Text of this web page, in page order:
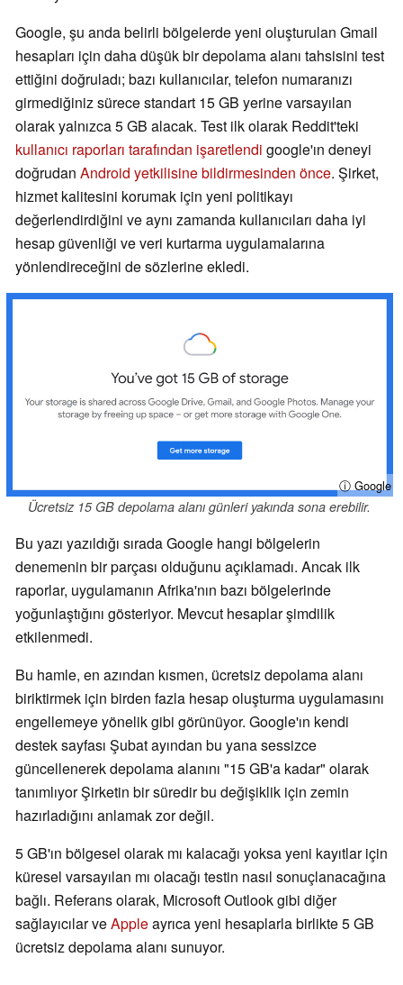
Google, şu anda belirli bölgelerde yeni oluşturulan Gmail
hesapları için daha düşük bir depolama alanı tahsisini test
ettiğini doğruladı; bazı kullanıcılar, telefon numaranızı
girmediğiniz sürece standart 15 GB yerine varsayılan
olarak yalnızca 5 GB alacak. Test ilk olarak Reddit'teki
kullanıcı raporları tarafından işaretlendi google'ın deneyi
doğrudan Android yetkilisine bildirmesinden önce. Şirket,
hizmet kalitesini korumak için yeni politikayı
değerlendirdiğini ve aynı zamanda kullanıcıları daha iyi
hesap güvenliği ve veri kurtarma uygulamalarına
yönlendireceğini de sözlerine ekledi.
ⓘ Google
Ücretsiz 15 GB depolama alanı günleri yakında sona erebilir.
Bu yazı yazıldığı sırada Google hangi bölgelerin
denemenin bir parçası olduğunu açıklamadı. Ancak ilk
raporlar, uygulamanın Afrika'nın bazı bölgelerinde
yoğunlaştığını gösteriyor. Mevcut hesaplar şimdilik
etkilenmedi.
Bu hamle, en azından kısmen, ücretsiz depolama alanı
biriktirmek için birden fazla hesap oluşturma uygulamasını
engellemeye yönelik gibi görünüyor. Google'ın kendi
destek sayfası Şubat ayından bu yana sessizce
güncellenerek depolama alanını "15 GB'a kadar" olarak
tanımlıyor Şirketin bir süredir bu değişiklik için zemin
hazırladığını anlamak zor değil.
5 GB'ın bölgesel olarak mı kalacağı yoksa yeni kayıtlar için
küresel varsayılan mı olacağı testin nasıl sonuçlanacağına
bağlı. Referans olarak, Microsoft Outlook gibi diğer
sağlayıcılar veAppleayrıca yeni hesaplarla birlikte 5 GB
ücretsiz depolama alanı sunuyor.